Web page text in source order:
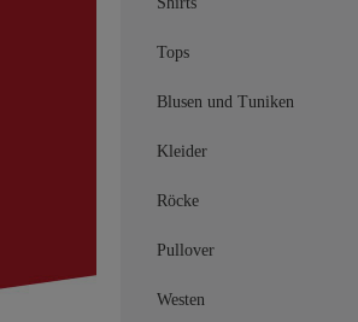
Tops
Blusen und Tuniken
Kleider
Röcke
Pullover
Westen